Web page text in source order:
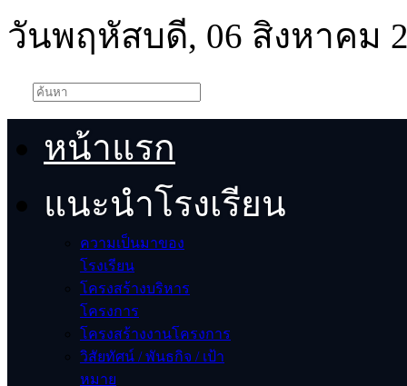
วันพฤหัสบดี, 06 สิงหาคม
หน้าแรก
แนะนำโรงเรียน
ความเป็นมาของ
โรงเรียน
โครงสร้างบริหาร
โครงการ
โครงสร้างงานโครงการ
วิสัยทัศน์ / พันธกิจ / เป้า
หมาย